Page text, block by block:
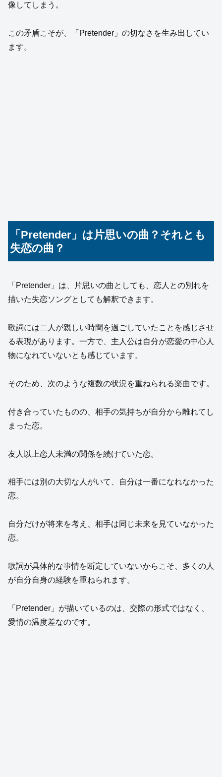
像してしまう。
この矛盾こそが、「Pretender」の切なさを生み出してい
ます。
「Pretender」は片思いの曲？それとも
失恋の曲？
「Pretender」は、片思いの曲としても、恋人との別れを
描いた失恋ソングとしても解釈できます。
歌詞には二人が親しい時間を過ごしていたことを感じさせ
る表現があります。一方で、主人公は自分が恋愛の中心人
物になれていないとも感じています。
そのため、次のような複数の状況を重ねられる楽曲です。
付き合っていたものの、相手の気持ちが自分から離れてし
まった恋。
友人以上恋人未満の関係を続けていた恋。
相手には別の大切な人がいて、自分は一番になれなかった
恋。
自分だけが将来を考え、相手は同じ未来を見ていなかった
恋。
歌詞が具体的な事情を断定していないからこそ、多くの人
が自分自身の経験を重ねられます。
「Pretender」が描いているのは、交際の形式ではなく、
愛情の温度差なのです。